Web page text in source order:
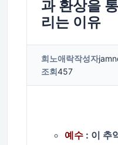
과 환상을
리는 이유
희노애락작성자
조회457
예수 : 이 추